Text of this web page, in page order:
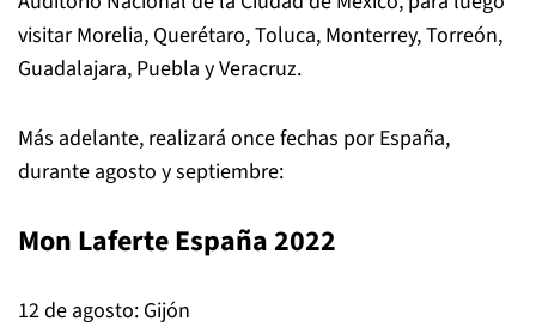
visitar Morelia, Querétaro, Toluca, Monterrey, Torreón,
Guadalajara, Puebla y Veracruz.
Más adelante, realizará once fechas por España,
durante agosto y septiembre:
Mon Laferte España 2022
12 de agosto: Gijón